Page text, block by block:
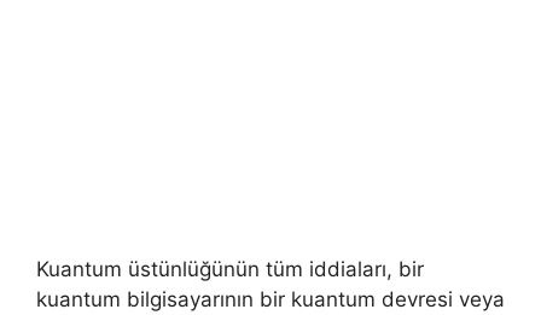
Kuantum üstünlüğünün tüm iddiaları, bir
kuantum bilgisayarının bir kuantum devresi veya